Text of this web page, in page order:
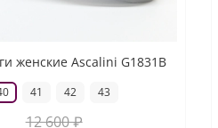
женские Ascalini G1831B
41 42 43
12 600 ₽